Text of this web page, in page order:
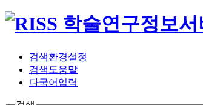
검색환경설정
검색도움말
다국어입력